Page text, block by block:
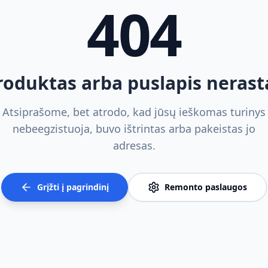
404
arba puslapis
Atsiprašome, bet atrodo, kad jūsų ieškomas turinys
nebeegzistuoja, buvo ištrintas arba pakeistas jo
adresas.
Grįžti į pagrindinį Remonto paslaugos